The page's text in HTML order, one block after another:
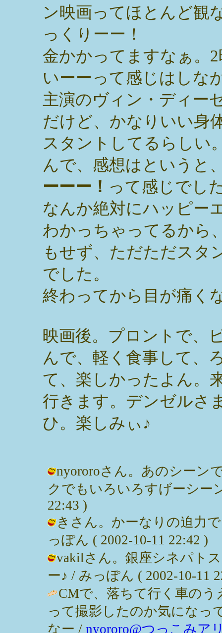
ン映画ってほとんど観
っくりーー！
金かかってますなぁ。
いーーって感じはしな
主演のヴィン・ディー
だけど、かなりいい身
スタントしてるらしい
んで、感想はというと
ーーー！ って感じでし
なんか絶対にハッピー
わかっちゃってるから
もせず、ただただスタ
でした。
終わってから目が痛く
映画後。プロントで、
んで、軽く食事して、
て、楽しかったよん。
行きます。デンゼルさ
ひ。楽しみぃ♪
nyororoさん。あのシーン
クでもいろいろすげーシー
22:43 )
きさん。かーなりの迫力
っぽん ( 2002-10-11 22:42 )
vakilさん。銀座シネパト
ー♪ / みっぽん ( 2002-10-11
CMで、落ちて行く車の
って撮影したのか気になっ
なー / nyororo@つっこみア